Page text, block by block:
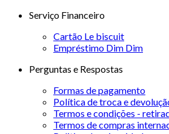
Serviço Financeiro
Cartão Le biscuit
Empréstimo Dim Dim
Perguntas e Respostas
Formas de pagamento
Política de troca e
Termos e condições -
Termos de compras